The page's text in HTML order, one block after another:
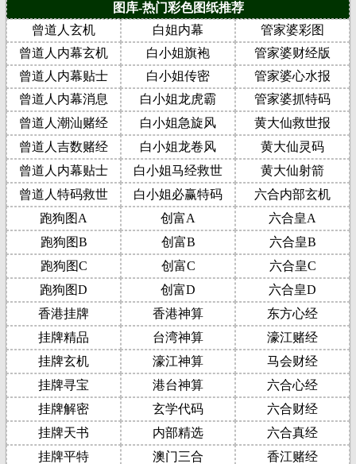
图库-热门彩色图纸推荐
曾道人玄机
白姐内幕
管家婆彩图
曾道人内幕玄机
白小姐旗袍
管家婆财经版
曾道人内幕贴士
白小姐传密
管家婆心水报
曾道人内幕消息
白小姐龙虎霸
管家婆抓特码
曾道人潮汕赌经
白小姐急旋风
黄大仙救世报
曾道人吉数赌经
白小姐龙卷风
黄大仙灵码
曾道人内幕贴士
白小姐马经救世
黄大仙射箭
曾道人特码救世
白小姐必赢特码
六合内部玄机
跑狗图A
创富A
六合皇A
跑狗图B
创富B
六合皇B
跑狗图C
创富C
六合皇C
跑狗图D
创富D
六合皇D
香港挂牌
香港神算
东方心经
挂牌精品
台湾神算
濠江赌经
挂牌玄机
濠江神算
马会财经
挂牌寻宝
港台神算
六合心经
挂牌解密
玄学代码
六合财经
挂牌天书
内部精选
六合真经
挂牌平特
澳门三合
香江赌经